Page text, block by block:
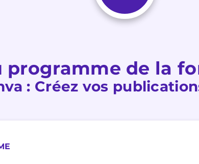
programme de la
: Créez vos